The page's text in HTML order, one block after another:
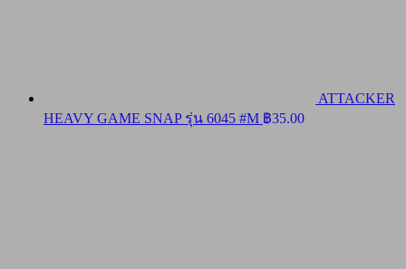
ATTACKER
HEAVY GAME SNAP รุ่น 6045 #M ฿35.00